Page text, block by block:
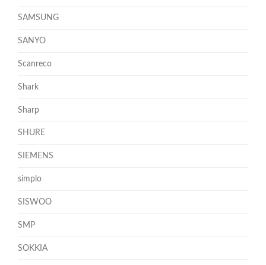
SAMSUNG
SANYO
Scanreco
Shark
Sharp
SHURE
SIEMENS
simplo
SISWOO
SMP
SOKKIA